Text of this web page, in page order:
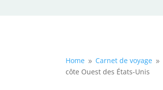
Home 9 Carnet de voyage 9
côte Ouest des États-Unis